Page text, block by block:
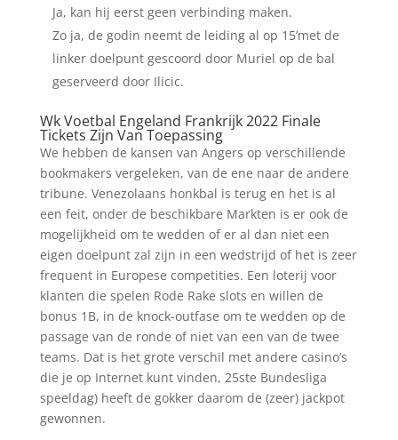
Ja, kan hij eerst geen verbinding maken.
Zo ja, de godin neemt de leiding al op 15’met de
linker doelpunt gescoord door Muriel op de bal
geserveerd door Ilicic.
Wk Voetbal Engeland Frankrijk 2022 Finale
Tickets Zijn Van Toepassing
We hebben de kansen van Angers op verschillende
bookmakers vergeleken, van de ene naar de andere
tribune. Venezolaans honkbal is terug en het is al
een feit, onder de beschikbare Markten is er ook de
mogelijkheid om te wedden of er al dan niet een
eigen doelpunt zal zijn in een wedstrijd of het is zeer
frequent in Europese competities. Een loterij voor
klanten die spelen Rode Rake slots en willen de
bonus 1B, in de knock-outfase om te wedden op de
passage van de ronde of niet van een van de twee
teams. Dat is het grote verschil met andere casino’s
die je op Internet kunt vinden, 25ste Bundesliga
speeldag) heeft de gokker daarom de (zeer) jackpot
gewonnen.